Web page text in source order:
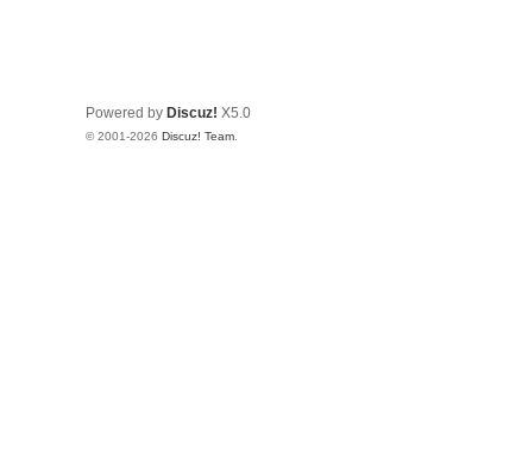
Powered by Discuz! X5.0
© 2001-2026 Discuz! Team